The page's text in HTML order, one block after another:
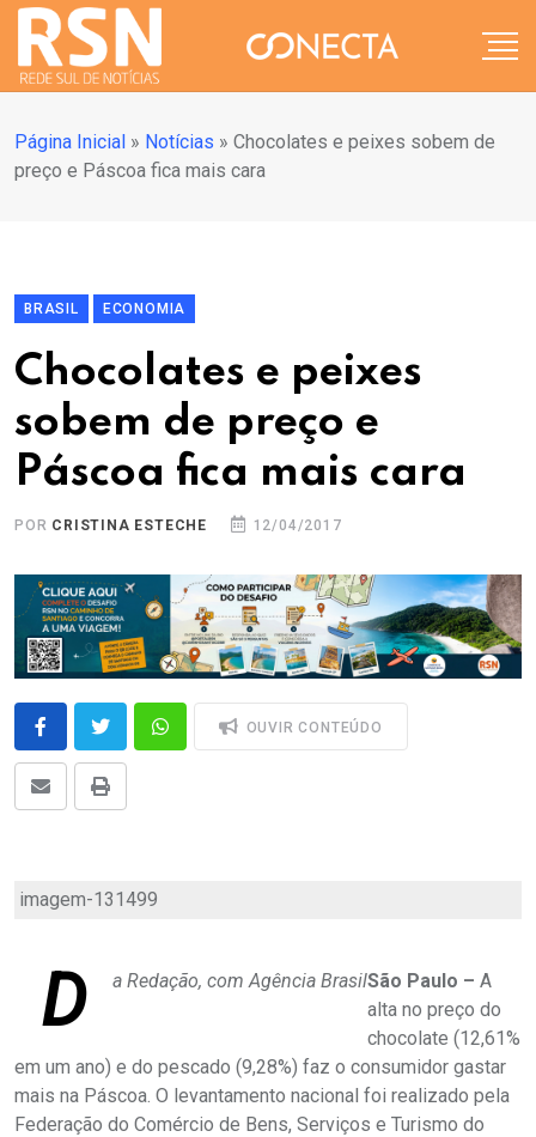
Página Inicial » Notícias » Chocolates e peixes sobem de
preço e Páscoa fica mais cara
BRASIL ECONOMIA
Chocolates e peixes
sobem de preço e
Páscoa fica mais cara
POR CRISTINA ESTECHE 12/04/2017
OUVIR CONTEÚDO
imagem-131499
D a Redação, com Agência BrasilSão Paulo – A
alta no preço do
chocolate (12,61%
em um ano) e do pescado (9,28%) faz o consumidor gastar
mais na Páscoa. O levantamento nacional foi realizado pela
Federação do Comércio de Bens, Serviços e Turismo do